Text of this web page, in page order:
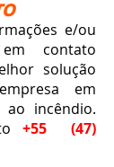
e/ou
contato
solução
em
incêndio.
+55(47)